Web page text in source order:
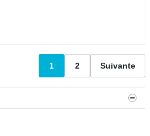
1 2 Suivante